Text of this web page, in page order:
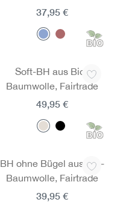
37,95 €
Soft-BH aus Bio-
Baumwolle, Fairtrade
49,95 €
BH ohne Bügel aus Bio-
Baumwolle, Fairtrade
39,95 €